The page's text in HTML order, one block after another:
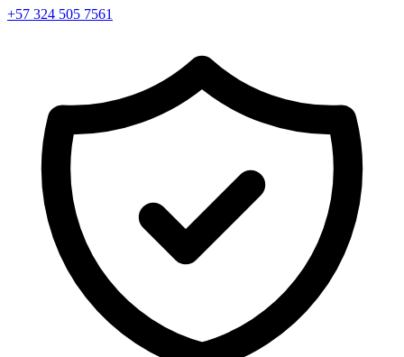
+57 324 505 7561